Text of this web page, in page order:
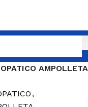
AMPOLLETA
,